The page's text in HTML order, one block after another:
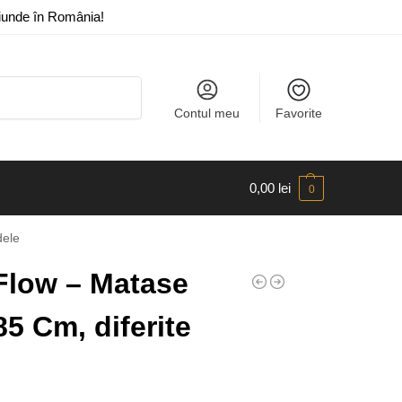
în România!
Contul meu Favorite
0,00 lei 0
– Matase
Cm, diferite